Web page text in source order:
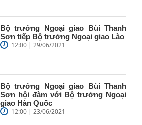
Bộ trưởng Ngoại giao Bùi Thanh
Sơn tiếp Bộ trưởng Ngoại giao Lào
12:00 | 29/06/2021
Bộ trưởng Ngoại giao Bùi Thanh
Sơn hội đàm với Bộ trưởng Ngoại
giao Hàn Quốc
12:00 | 23/06/2021